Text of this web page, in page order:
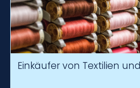
Einkäufer von Textilien